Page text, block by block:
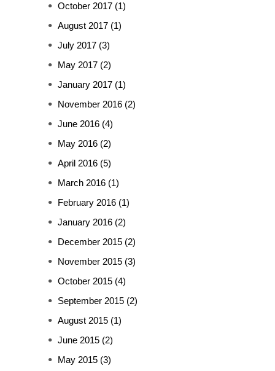
October 2017 (1)
August 2017 (1)
July 2017 (3)
May 2017 (2)
January 2017 (1)
November 2016 (2)
June 2016 (4)
May 2016 (2)
April 2016 (5)
March 2016 (1)
February 2016 (1)
January 2016 (2)
December 2015 (2)
November 2015 (3)
October 2015 (4)
September 2015 (2)
August 2015 (1)
June 2015 (2)
May 2015 (3)